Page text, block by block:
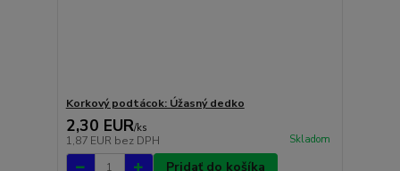
Korkový podtácok: Úžasný dedko
2,30 EUR/ks
1,87 EUR bez DPH Skladom
Pridať do košíka